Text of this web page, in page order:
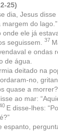
25)
dia, Jesus disse
do lago.”
ele já
seguissem.
37
e ondas
de água.
deitado na
no,
quase a
ao mar:
E disse-lhes:
espanto,